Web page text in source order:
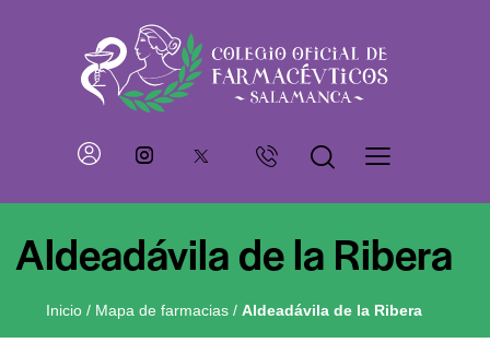
Aldeadávila de la Ribera
Inicio / Mapa de farmacias / Aldeadávila de la Ribera